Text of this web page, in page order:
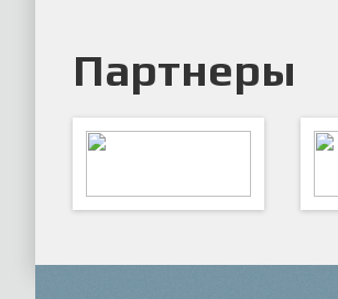
Партнеры